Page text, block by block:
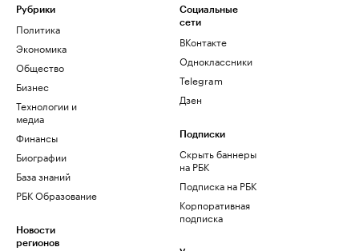
Рубрики
Политика
Экономика
Общество
Бизнес
Технологии и
медиа
Финансы
Биографии
База знаний
РБК Образование
Новости
регионов
Социальные
сети
ВКонтакте
Одноклассники
Telegram
Дзен
Подписки
Скрыть баннеры
на РБК
Подписка на РБК
Корпоративная
подписка